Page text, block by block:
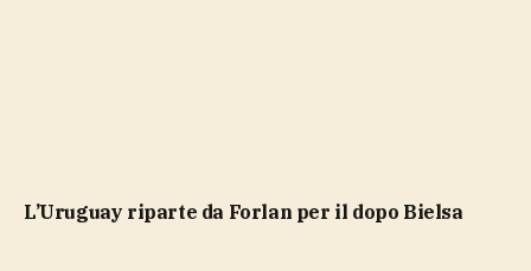
L’Uruguay riparte da Forlan per il dopo Bielsa